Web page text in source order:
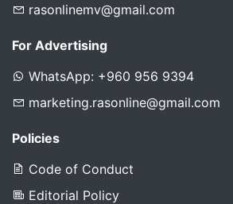
rasonlinemv@gmail.com
For Advertising
WhatsApp: +960 956 9394
marketing.rasonline@gmail.com
Policies
Code of Conduct
Editorial Policy